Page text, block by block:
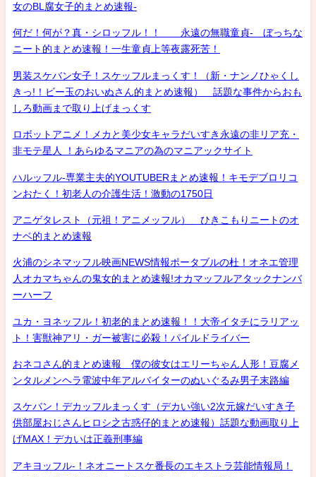
女のBL腐女子的まとめ速報-
何だ！何が？真・シロッフル！！ 永遠の無職童貞- ぼっちな
ニート的まとめ速報！一生童貞上等夜露死苦！
男装スケバン女子！スケッフルまっくす！（新・ナンノひゃくし
きっ!！ビー玉のおいぬさん的まとめ速報） 話題な事件からおも
しろ動画まで取り上げまっくす
ロボットアニメ！メカと美少女キャラだいすき永遠の非リア充・
非モテ星人 ！あらゆるマニアの為のマニアックサイト
ハルッフル-専業主夫的YOUTUBERまとめ速報！キモデブロリコ
ンおたく！初老人の介護生活！激動の1750日
アニゲタレスト（元祖！アニメッフル） ひきこもりニートのオ
ナベ的まとめ速報
火浦のシネマッフル映画NEWS情報ポータブルの杜！オネエ管理
人オカマちゃんの鬼女的まとめ速報!オカマッフルアタックナンバ
ーハーフ
ユカ・ヨネッフル！初老的まとめ速報！！大帝イタチにラリアッ
ト！害獣神アリ・ガー被害に必殺！パイルドライバー
おネコさん的まとめ速報 僕の彼女はエリーちゃん人形！豆腐メ
ンタルメンヘラ電波中年アルバイターのぬいぐるみ男子末路編
スケバン！デカッフルまっくす（デカい強い2次元嫁だいすき子
供部屋おじさんヒロシ之古惑仔的まとめ速報）話題な動画取り上
げMAX！デカいは正義刑事編
アキヨッフル-！ネオニートスケ番長のエキストラ芸能情報局！